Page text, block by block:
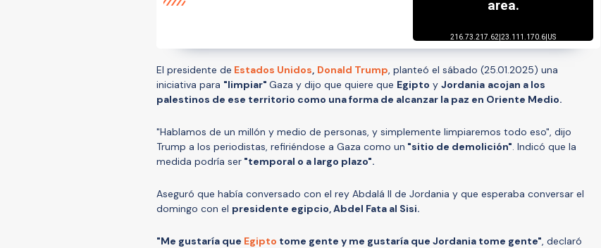
El presidente de Estados Unidos, Donald Trump, planteó el sábado (25.01.2025) una
iniciativa para "limpiar" Gaza y dijo que quiere que Egipto y Jordania acojan a los
palestinos de ese territorio como una forma de alcanzar la paz en Oriente Medio.
"Hablamos de un millón y medio de personas, y simplemente limpiaremos todo eso", dijo
Trump a los periodistas, refiriéndose a Gaza como un "sitio de demolición". Indicó que la
medida podría ser "temporal o a largo plazo".
Aseguró que había conversado con el rey Abdalá II de Jordania y que esperaba conversar el
domingo con el presidente egipcio, Abdel Fata al Sisi.
"Me gustaría que Egipto tome gente y me gustaría que Jordania tome gente", declaró